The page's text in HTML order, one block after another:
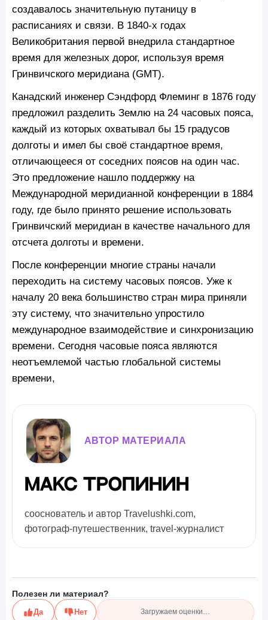
создавалось значительную путаницу в
расписаниях и связи. В 1840-х годах
Великобритания первой внедрила стандартное
время для железных дорог, используя время
Гринвичского меридиана (GMT).
Канадский инженер Сэндфорд Флеминг в 1876 году
предложил разделить Землю на 24 часовых пояса,
каждый из которых охватывал бы 15 градусов
долготы и имел бы своё стандартное время,
отличающееся от соседних поясов на один час.
Это предложение нашло поддержку на
Международной меридианной конференции в 1884
году, где было принято решение использовать
Гринвичский меридиан в качестве начального для
отсчета долготы и времени.
После конференции многие страны начали
переходить на систему часовых поясов. Уже к
началу 20 века большинство стран мира приняли
эту систему, что значительно упростило
международное взаимодействие и синхронизацию
времени. Сегодня часовые пояса являются
неотъемлемой частью глобальной системы
времени,
АВТОР МАТЕРИАЛА
Макс Тропинин
сооснователь и автор Travelushki.com,
фотограф-путешественник, travel-журналист
Полезен ли материал?
Да Нет Загружаем оценки…